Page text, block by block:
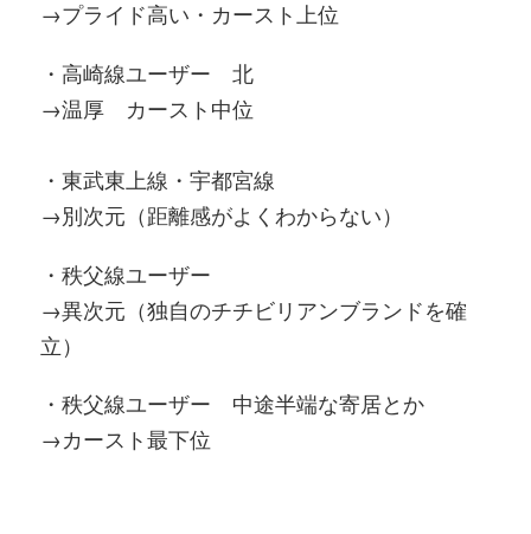
→プライド高い・カースト上位
・高崎線ユーザー 北
→温厚 カースト中位
・東武東上線・宇都宮線
→別次元（距離感がよくわからない）
・秩父線ユーザー
→異次元（独自のチチビリアンブランドを確
立）
・秩父線ユーザー 中途半端な寄居とか
→カースト最下位